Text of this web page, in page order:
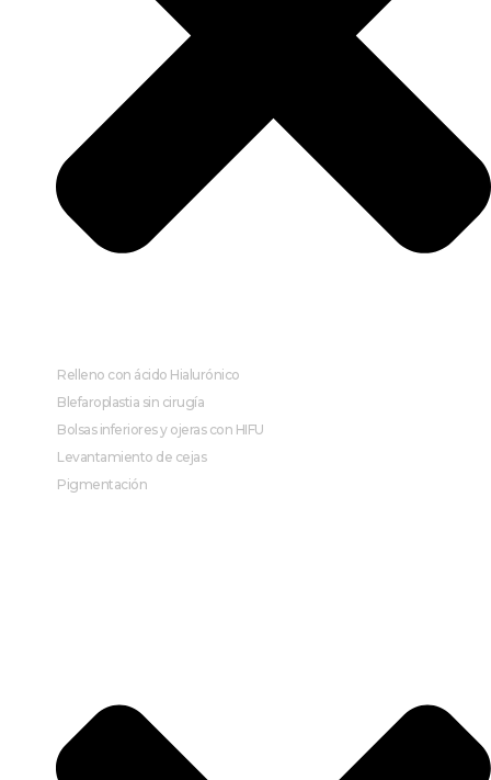
Relleno con ácido Hialurónico
Blefaroplastia sin cirugía
Bolsas inferiores y ojeras con HIFU
Levantamiento de cejas
Pigmentación